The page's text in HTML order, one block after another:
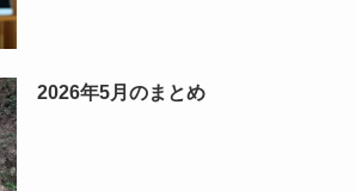
2026年5月のまとめ